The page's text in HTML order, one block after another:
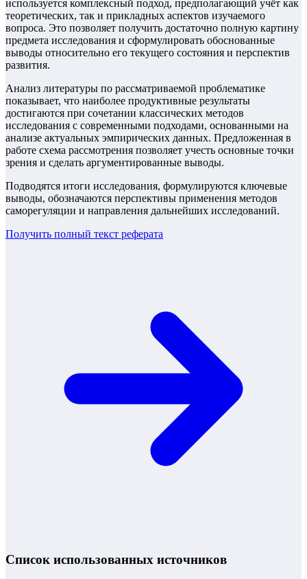
используется комплексный подход, предполагающий учёт как
теоретических, так и прикладных аспектов изучаемого
вопроса. Это позволяет получить достаточно полную картину
предмета исследования и сформулировать обоснованные
выводы относительно его текущего состояния и перспектив
развития.
Анализ литературы по рассматриваемой проблематике
показывает, что наиболее продуктивные результаты
достигаются при сочетании классических методов
исследования с современными подходами, основанными на
анализе актуальных эмпирических данных. Предложенная в
работе схема рассмотрения позволяет учесть основные точки
зрения и сделать аргументированные выводы.
Подводятся итоги исследования, формулируются ключевые
выводы, обозначаются перспективы применения методов
саморегуляции и направления дальнейших исследований.
Получить полный текст реферата
Список использованных источников